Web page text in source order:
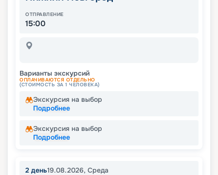
ОТПРАВЛЕНИЕ
15:00
Варианты экскурсий
ОПЛАЧИВАЮТСЯ ОТДЕЛЬНО
(СТОИМОСТЬ ЗА 1 ЧЕЛОВЕКА)
Экскурсия на выбор
Подробнее
Экскурсия на выбор
Подробнее
2 день19.08.2026, Среда